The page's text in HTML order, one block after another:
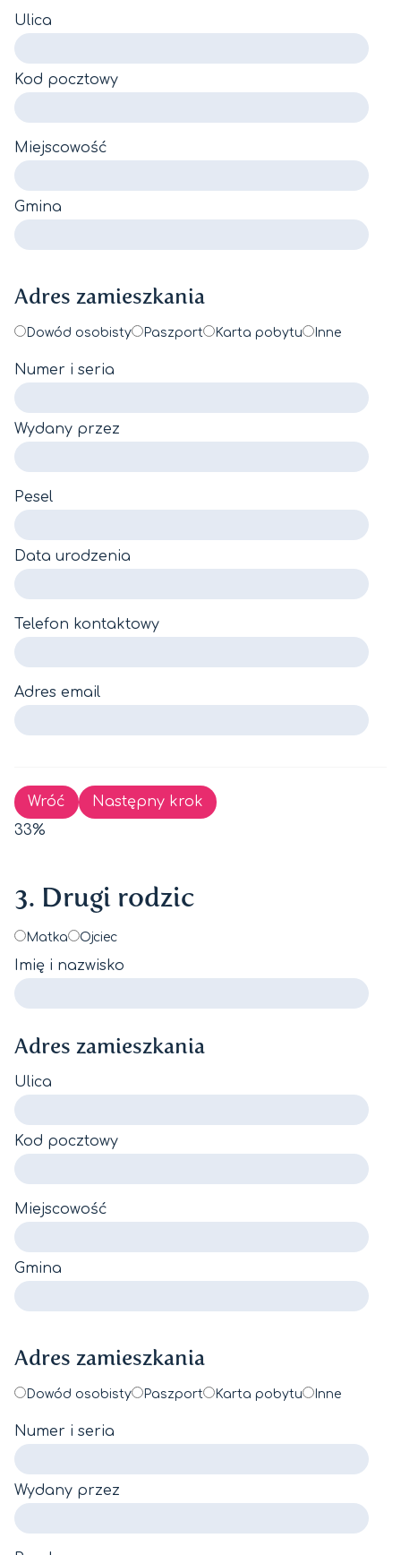
Ulica
Kod pocztowy
Miejscowość
Gmina
Adres zamieszkania
Dowód osobisty Paszport Karta pobytu Inne
Numer i seria
Wydany przez
Pesel
Data urodzenia
Telefon kontaktowy
Adres email
Wróć
Następny krok
33%
3. Drugi rodzic
Matka Ojciec
Imię i nazwisko
Adres zamieszkania
Ulica
Kod pocztowy
Miejscowość
Gmina
Adres zamieszkania
Dowód osobisty Paszport Karta pobytu Inne
Numer i seria
Wydany przez